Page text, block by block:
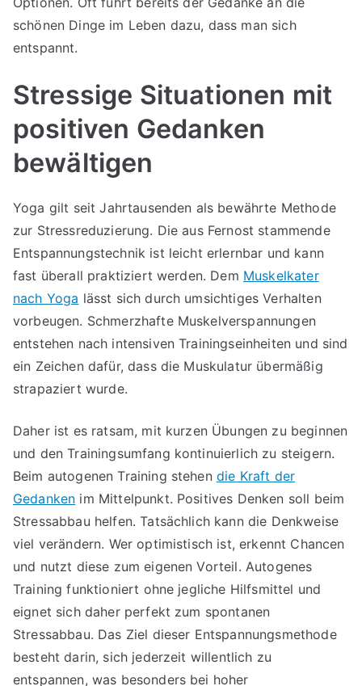
schönen Dinge im Leben dazu, dass man sich
entspannt.
Stressige Situationen mit
positiven Gedanken
bewältigen
Yoga gilt seit Jahrtausenden als bewährte Methode
zur Stressreduzierung. Die aus Fernost stammende
Entspannungstechnik ist leicht erlernbar und kann
fast überall praktiziert werden. Dem Muskelkater
nach Yoga lässt sich durch umsichtiges Verhalten
vorbeugen. Schmerzhafte Muskelverspannungen
entstehen nach intensiven Trainingseinheiten und sind
ein Zeichen dafür, dass die Muskulatur übermäßig
strapaziert wurde.
Daher ist es ratsam, mit kurzen Übungen zu beginnen
und den Trainingsumfang kontinuierlich zu steigern.
Beim autogenen Training stehen die Kraft der
Gedanken im Mittelpunkt. Positives Denken soll beim
Stressabbau helfen. Tatsächlich kann die Denkweise
viel verändern. Wer optimistisch ist, erkennt Chancen
und nutzt diese zum eigenen Vorteil. Autogenes
Training funktioniert ohne jegliche Hilfsmittel und
eignet sich daher perfekt zum spontanen
Stressabbau. Das Ziel dieser Entspannungsmethode
besteht darin, sich jederzeit willentlich zu
entspannen, was besonders bei hoher